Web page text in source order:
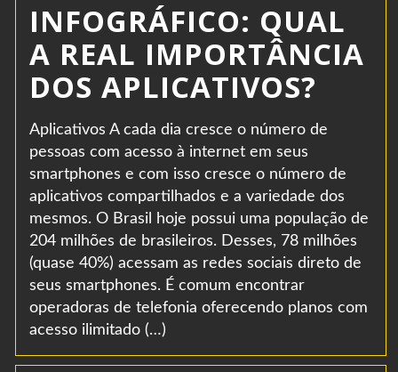
INFOGRÁFICO: QUAL
A REAL IMPORTÂNCIA
DOS APLICATIVOS?
Aplicativos A cada dia cresce o número de
pessoas com acesso à internet em seus
smartphones e com isso cresce o número de
aplicativos compartilhados e a variedade dos
mesmos. O Brasil hoje possui uma população de
204 milhões de brasileiros. Desses, 78 milhões
(quase 40%) acessam as redes sociais direto de
seus smartphones. É comum encontrar
operadoras de telefonia oferecendo planos com
acesso ilimitado (…)